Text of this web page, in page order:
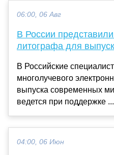
06:00, 06 Авг
В России
литографа для
В Российские
многолучевого
выпуска современных
ведется при поддержке ...
04:00, 06 Июн